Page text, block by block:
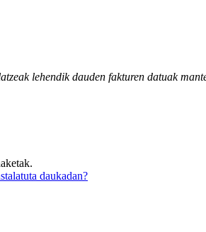
lehendik dauden fakturen datuak
daukadan?